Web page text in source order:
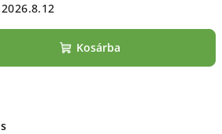
2026.8.12
Kosárba